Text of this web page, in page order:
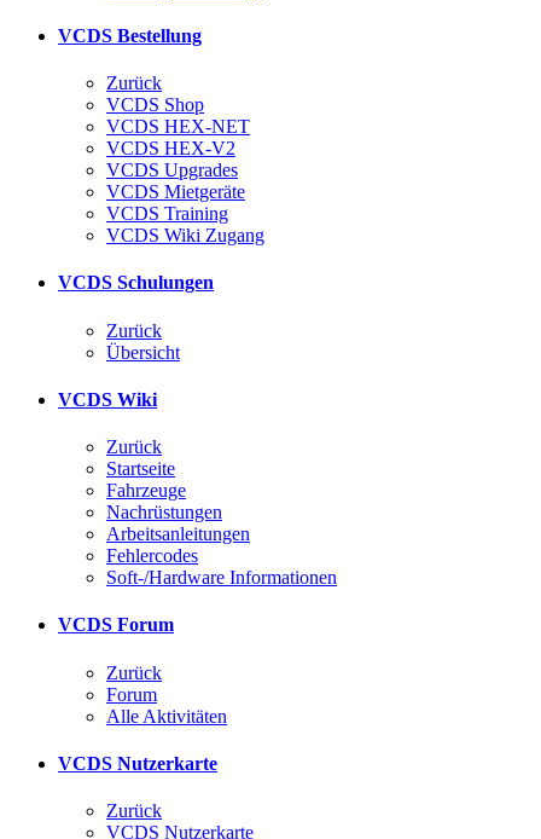
VCDS Bestellung
Zurück
VCDS Shop
VCDS HEX-NET
VCDS HEX-V2
VCDS Upgrades
VCDS Mietgeräte
VCDS Training
VCDS Wiki Zugang
VCDS Schulungen
Zurück
Übersicht
VCDS Wiki
Zurück
Startseite
Fahrzeuge
Nachrüstungen
Arbeitsanleitungen
Fehlercodes
Soft-/Hardware Informationen
VCDS Forum
Zurück
Forum
Alle Aktivitäten
VCDS Nutzerkarte
Zurück
VCDS Nutzerkarte